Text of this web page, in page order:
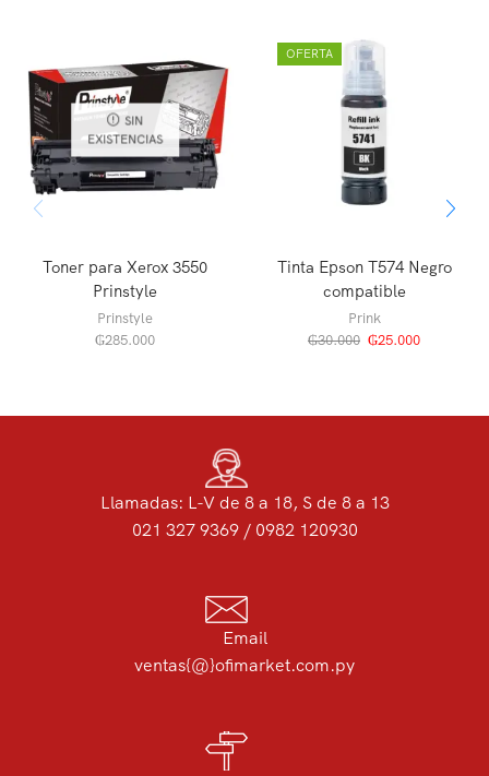
SIN
EXISTENCIAS
Toner para Xerox 3550
Prinstyle
Prinstyle
₲285.000
OFERTA
Tinta Epson T574 Negro
compatible
Prink
₲30.000 ₲25.000
Llamadas: L-V de 8 a 18, S de 8 a 13
021 327 9369 / 0982 120930
Email
ventas{@}ofimarket.com.py